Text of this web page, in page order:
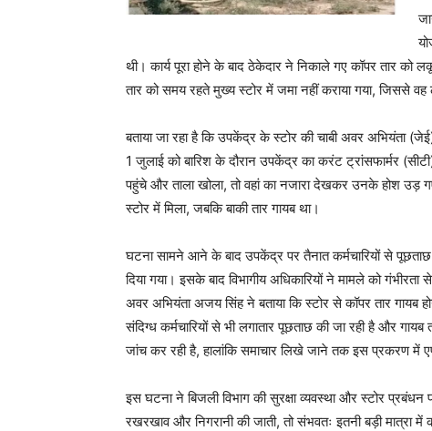
थी। कार्य पूरा होने के बाद ठेकेदार ने निकाले गए कॉपर तार को
तार को समय रहते मुख्य स्टोर में जमा नहीं कराया गया, जिससे
बताया जा रहा है कि उपकेंद्र के स्टोर की चाबी अवर अभियंता
1 जुलाई को बारिश के दौरान उपकेंद्र का करंट ट्रांसफार्मर
पहुंचे और ताला खोला, तो वहां का नजारा देखकर उनके होश
स्टोर में मिला, जबकि बाकी तार गायब था।
घटना सामने आने के बाद उपकेंद्र पर तैनात कर्मचारियों से
दिया गया। इसके बाद विभागीय अधिकारियों ने मामले को
अवर अभियंता अजय सिंह ने बताया कि स्टोर से कॉपर तार गायब
संदिग्ध कर्मचारियों से भी लगातार पूछताछ की जा रही है और
जांच कर रही है, हालांकि समाचार लिखे जाने तक इस प्रकरण में
इस घटना ने बिजली विभाग की सुरक्षा व्यवस्था और स्टोर
रखरखाव और निगरानी की जाती, तो संभवतः इतनी बड़ी मात्रा